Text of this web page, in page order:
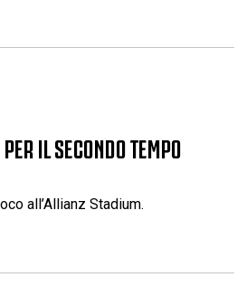
IL SECONDO TEMPO
all’Allianz Stadium.